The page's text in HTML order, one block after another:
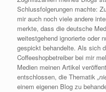
Schlussfolgerungen machte:
mir auch noch viele andere
merkte, dass die deutsche
weitestgehend ignorierte oder
gespickt behandelte. Als sich
Coffeeshopbetreiber bei mir
Medien meinen Artikel
entschlossen, die Thematik
einem eigenen Blog zu